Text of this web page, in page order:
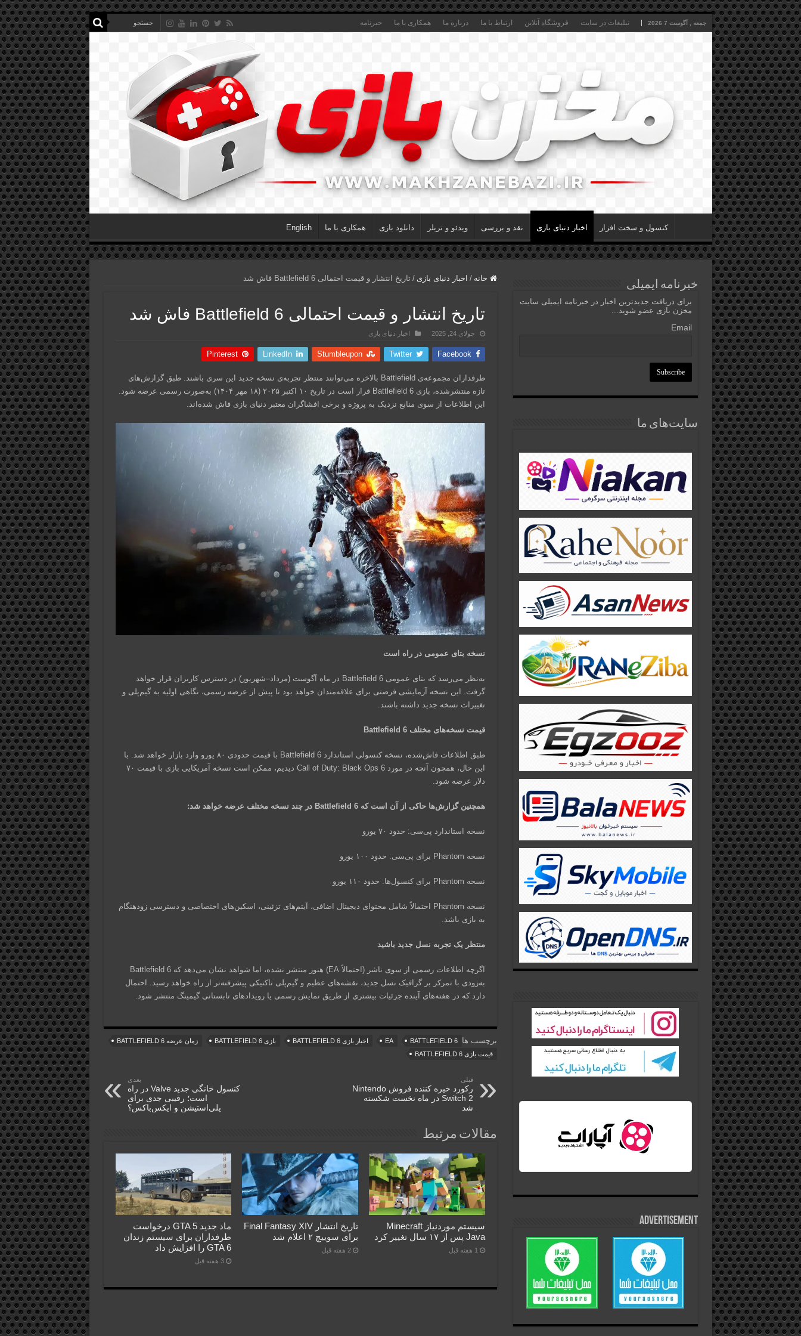
جمعه , آگوست 7 2026 تبلیغات در سایت فروشگاه آنلاین ارتباط با ما درباره ما همکاری با ما خبرنامه
کنسول و سخت افزار اخبار دنیای بازی نقد و بررسی ویدئو و تریلر دانلود بازی همکاری با ما English
خانه / اخبار دنیای بازی / تاریخ انتشار و قیمت احتمالی Battlefield 6 فاش شد
تاریخ انتشار و قیمت احتمالی Battlefield 6 فاش شد
جولای 24, 2025 اخبار دنیای بازی
Facebook
Twitter
Stumbleupon
LinkedIn
Pinterest
طرفداران مجموعه‌ی Battlefield بالاخره می‌توانند منتظر تجربه‌ی نسخه جدید این سری باشند. طبق گزارش‌های
تازه منتشرشده، بازی Battlefield 6 قرار است در تاریخ ۱۰ اکتبر ۲۰۲۵ (۱۸ مهر ۱۴۰۴) به‌صورت رسمی عرضه شود.
این اطلاعات از سوی منابع نزدیک به پروژه و برخی افشاگران معتبر دنیای بازی فاش شده‌اند.
نسخه بتای عمومی در راه است
به‌نظر می‌رسد که بتای عمومی Battlefield 6 در ماه آگوست (مرداد–شهریور) در دسترس کاربران قرار خواهد
گرفت. این نسخه آزمایشی فرصتی برای علاقه‌مندان خواهد بود تا پیش از عرضه رسمی، نگاهی اولیه به گیم‌پلی و
تغییرات نسخه جدید داشته باشند.
قیمت نسخه‌های مختلف Battlefield 6
طبق اطلاعات فاش‌شده، نسخه کنسولی استاندارد Battlefield 6 با قیمت حدودی ۸۰ یورو وارد بازار خواهد شد. با
این حال، همچون آنچه در مورد Call of Duty: Black Ops 6 دیدیم، ممکن است نسخه آمریکایی بازی با قیمت ۷۰
دلار عرضه شود.
همچنین گزارش‌ها حاکی از آن است که Battlefield 6 در چند نسخه مختلف عرضه خواهد شد:
نسخه استاندارد پی‌سی: حدود ۷۰ یورو
نسخه Phantom برای پی‌سی: حدود ۱۰۰ یورو
نسخه Phantom برای کنسول‌ها: حدود ۱۱۰ یورو
نسخه Phantom احتمالاً شامل محتوای دیجیتال اضافی، آیتم‌های تزئینی، اسکین‌های اختصاصی و دسترسی زودهنگام
به بازی باشد.
منتظر یک تجربه نسل جدید باشید
اگرچه اطلاعات رسمی از سوی ناشر (احتمالاً EA) هنوز منتشر نشده، اما شواهد نشان می‌دهد که Battlefield 6
به‌زودی با تمرکز بر گرافیک نسل جدید، نقشه‌های عظیم و گیم‌پلی تاکتیکی پیشرفته‌تر از راه خواهد رسید. احتمال
دارد که در هفته‌های آینده جزئیات بیشتری از طریق نمایش رسمی یا رویدادهای تابستانی گیمینگ منتشر شود.
برچسب ها BATTLEFIELD 6
EA اخبار بازی BATTLEFIELD 6 بازی BATTLEFIELD 6
زمان عرضه BATTLEFIELD 6
قیمت بازی BATTLEFIELD 6
قبلی
رکورد خیره کننده فروش Nintendo
Switch 2 در ماه نخست شکسته
شد
بعدی
کنسول خانگی جدید Valve در راه
است؛ رقیبی جدی برای
پلی‌استیشن و ایکس‌باکس؟
مقالات مرتبط
سیستم موردنیاز Minecraft
Java پس از ۱۷ سال تغییر کرد
1 هفته قبل
تاریخ انتشار Final Fantasy XIV
برای سوییچ ۲ اعلام شد
2 هفته قبل
ماد جدید GTA 5 درخواست
طرفداران برای سیستم زندان
GTA 6 را افزایش داد
3 هفته قبل
خبرنامه ایمیلی
برای دریافت جدیدترین اخبار در خبرنامه ایمیلی سایت
مخزن بازی عضو شوید...
Email
سایت‌های ما
Advertisement